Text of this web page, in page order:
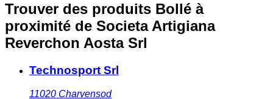
Trouver des produits Bollé à
proximité de Societa Artigiana
Reverchon Aosta Srl
Technosport Srl
11020 Charvensod